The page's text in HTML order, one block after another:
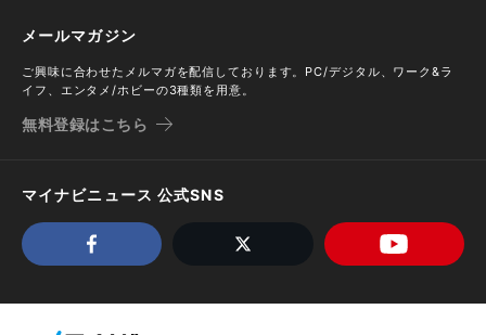
メールマガジン
ご興味に合わせたメルマガを配信しております。PC/デジタル、ワーク&ラ
イフ、エンタメ/ホビーの3種類を用意。
無料登録はこちら
マイナビニュース 公式SNS